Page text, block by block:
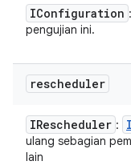
IConfiguration :
pengujian ini.
rescheduler
IRescheduler :
ulang sebagian
lain